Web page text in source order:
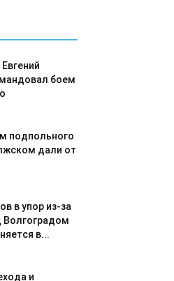
боем
подпольного
дали от
в упор из-за
Волгоградом
в...
и